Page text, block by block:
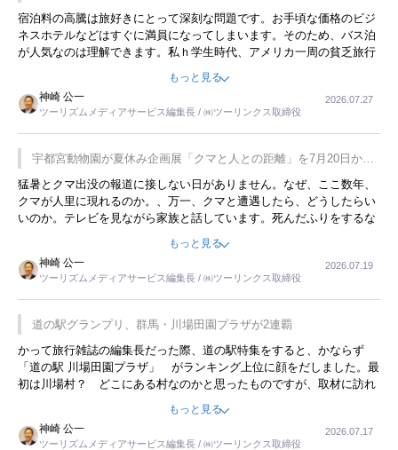
宿泊料の高騰は旅好きにとって深刻な問題です。お手頃な価格のビジ
ネスホテルなどはすぐに満員になってしまいます。そのため、バス泊
が人気なのは理解できます。私ｈ学生時代、アメリカ一周の貧乏旅行
をした時は、移動はグレイハウンドバスでした。夕方から夜の便を利
用してホテル代を浮かせていました。ただし、若いからできたことで
す。若い人が夜行バスで京都に行った、青森に行ったと聞くと、疲れ
が残らないのかなと思ってしまいます。
もっと見る
神崎 公一
ツーリズムメディアサービス編集長 / ㈱ツーリンクス取締役
2026.07.27
宇都宮動物園が夏休み企画展「クマと人との距離」を7月20日から
開催
猛暑とクマ出没の報道に接しない日がありません。なぜ、ここ数年、
クマが人里に現れるのか。、万一、クマと遭遇したら、どうしたらい
いのか。テレビを見ながら家族と話しています。死んだふりをするな
んてことは、冗談でもいえません。そんな中で、この企画展はタイム
もっと見る
神崎 公一
ツーリズムメディアサービス編集長 / ㈱ツーリンクス取締役
2026.07.19
道の駅グランプリ、群馬・川場田園プラザが2連覇
かって旅行雑誌の編集長だった際、道の駅特集をすると、かならず
「道の駅 川場田園プラザ」 がランキング上位に顔をだしました。最
初は川場村？ どこにある村なのかと思ったものですが、取材に訪れ
永井 彰一社長にインタビューしたら、興味深い話が次々が飛び出しま
した。プレゼンも巧みで、今でも思い出すことが２つあります。一つ
は、従業員に東京ディズニーランドを見学させ、サービス業、接客業
もっと見る
神崎 公一
ツーリズムメディアサービス編集長 / ㈱ツーリンクス取締役
2026.07.17